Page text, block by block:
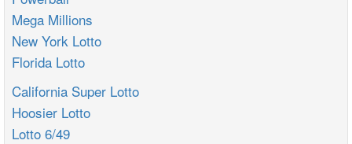
Mega Millions
New York Lotto
Florida Lotto
California Super Lotto
Hoosier Lotto
Lotto 6/49